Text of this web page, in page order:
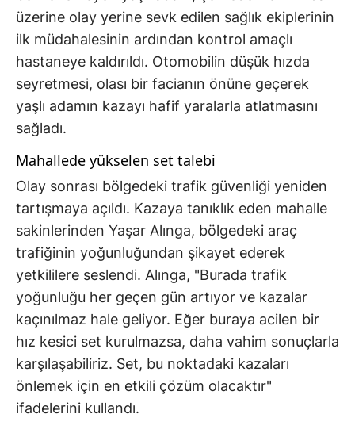
üzerine olay yerine sevk edilen sağlık ekiplerinin
ilk müdahalesinin ardından kontrol amaçlı
hastaneye kaldırıldı. Otomobilin düşük hızda
seyretmesi, olası bir facianın önüne geçerek
yaşlı adamın kazayı hafif yaralarla atlatmasını
sağladı.
Mahallede yükselen set talebi
Olay sonrası bölgedeki trafik güvenliği yeniden
tartışmaya açıldı. Kazaya tanıklık eden mahalle
sakinlerinden Yaşar Alınga, bölgedeki araç
trafiğinin yoğunluğundan şikayet ederek
yetkililere seslendi. Alınga, "Burada trafik
yoğunluğu her geçen gün artıyor ve kazalar
kaçınılmaz hale geliyor. Eğer buraya acilen bir
hız kesici set kurulmazsa, daha vahim sonuçlarla
karşılaşabiliriz. Set, bu noktadaki kazaları
önlemek için en etkili çözüm olacaktır"
ifadelerini kullandı.